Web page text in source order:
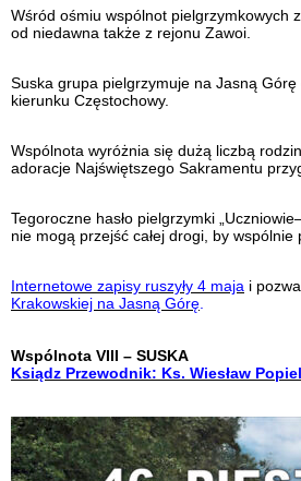
Wśród ośmiu wspólnot pielgrzymkowych
od niedawna także z rejonu Zawoi.
Suska grupa pielgrzymuje na Jasną
kierunku Częstochowy.
Wspólnota wyróżnia się dużą liczbą
adoracje Najświętszego Sakramentu
Tegoroczne hasło pielgrzymki
nie mogą przejść całej drogi, by
Internetowe zapisy ruszyły 4 maja i
Krakowskiej na Jasną Górę.
Wspólnota VIII – SUSKA
Ksiądz Przewodnik: Ks. Wiesław